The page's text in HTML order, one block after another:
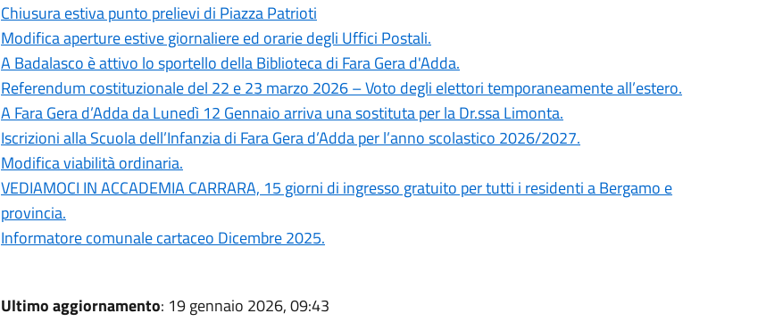
Chiusura estiva punto prelievi di Piazza Patrioti
Modifica aperture estive giornaliere ed orarie degli Uffici Postali.
A Badalasco è attivo lo sportello della Biblioteca di Fara Gera d'Adda.
Referendum costituzionale del 22 e 23 marzo 2026 – Voto degli elettori temporaneamente all’estero.
A Fara Gera d’Adda da Lunedì 12 Gennaio arriva una sostituta per la Dr.ssa Limonta.
Iscrizioni alla Scuola dell’Infanzia di Fara Gera d’Adda per l’anno scolastico 2026/2027.
Modifica viabilità ordinaria.
VEDIAMOCI IN ACCADEMIA CARRARA, 15 giorni di ingresso gratuito per tutti i residenti a Bergamo e
provincia.
Informatore comunale cartaceo Dicembre 2025.
Ultimo aggiornamento: 19 gennaio 2026, 09:43